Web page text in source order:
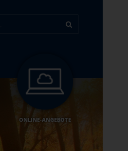
ONLINE-ANGEBOTE